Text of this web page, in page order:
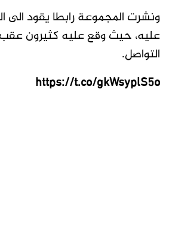
ونشرت المجموعة رابطا يقود الى
عليه، حيث وقع عليه كثيرون
التواصل.
https://t.co/gkWsyplS5o